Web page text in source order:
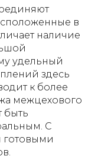
в
наличие
удельный
здесь
к более
межцехового
быть
С
готовыми